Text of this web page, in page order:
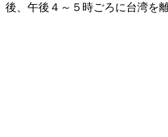
後、午後４～５時ごろに台湾を